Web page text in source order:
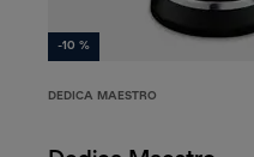
-10 %
DEDICA MAESTRO